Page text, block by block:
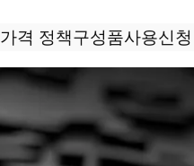
가격 정책구성품사용신청